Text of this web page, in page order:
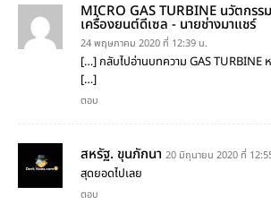
MICRO GAS TURBINE นวัตกรร
เครื่องยนต์ดีเซล - นายช่างมาแชร์
24 พฤษภาคม 2020 ที่ 12:39 น.
[…] กลับไปอ่านบทความ GAS TURBINE
[…]
ตอบ
สหรัฐ. ขุนภักนา 20 มิถุนายน 2020 ที่
สุดยอดไปเลย
ตอบ